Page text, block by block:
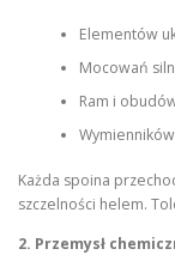
Elementów
Mocowań
Ram i
Każda spoina
szczelności helem.
2. Przemysł